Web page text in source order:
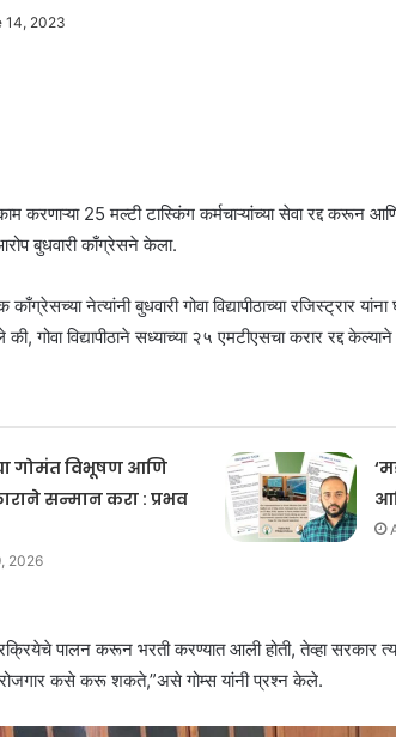
14, 2023
काम करणाऱ्या 25 मल्टी टास्किंग कर्मचाऱ्यांच्या सेवा रद्द करून
बुधवारी काँग्रेसने केला.
नेत्यांनी बुधवारी गोवा विद्यापीठाच्या रजिस्ट्रार
गोवा विद्यापीठाने सध्याच्या २५ एमटीएसचा करार रद्द
गोमंत विभूषण आणि
सन्मान करा : प्रभव
2026
प्रक्रियेचे पालन करून भरती करण्यात आली होती, तेव्हा
कसे करू शकते,”असे गोम्स यांनी प्रश्न केले.